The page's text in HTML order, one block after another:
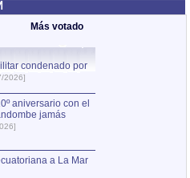
Más votado
condenado por
2026]
aniversario con el
jamás
a La Mar